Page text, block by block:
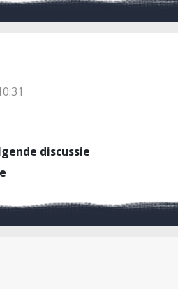
discussie